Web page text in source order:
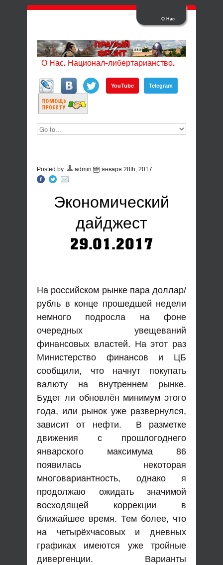
О Нас
О Нас. Национал-либертарианство.
YouTube Telegram
Posted by: admin января 28th, 2017
Экономический
дайджест
29.01.2017
На российском рынке пара доллар/
рубль в конце прошедшей недели
немного подросла на фоне
очередных увещеваний
финансовых властей. На этот раз
Министерство финансов и ЦБ
сообщили, что начнут покупать
валюту на внутреннем рынке.
Будет ли обновлён минимум этого
года, или рынок уже развернулся,
зависит от нефти. В разметке
движения с прошлогоднего
январского максимума 86
появилась некоторая
многовариантность, однако я
продолжаю ожидать значимой
восходящей коррекции в
ближайшее время. Тем более, что
на четырёхчасовых и дневных
графиках имеются уже тройные
дивергенции. Варианты